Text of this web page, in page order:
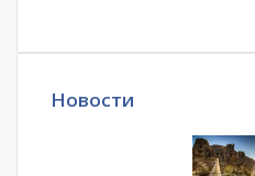
Новости